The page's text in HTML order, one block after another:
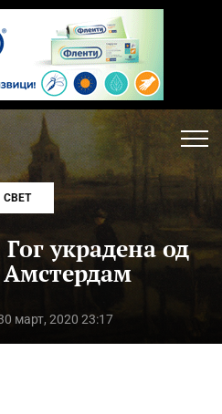
СВЕТ
украдена од
Амстердам
март, 2020 23:17